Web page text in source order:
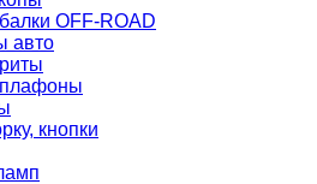
OFF-ROAD
авто
кнопки